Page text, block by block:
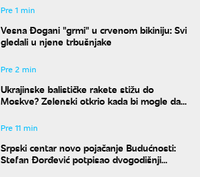
Pre 1 min
Vesna Đogani "grmi" u crvenom bikiniju: Svi
gledali u njene trbušnjake
Pre 2 min
Ukrajinske balističke rakete stižu do
Moskve? Zelenski otkrio kada bi mogle da
Pre 11 min
Srpski centar novo pojačanje Budućnosti:
Stefan Đorđević potpisao dvogodišnji